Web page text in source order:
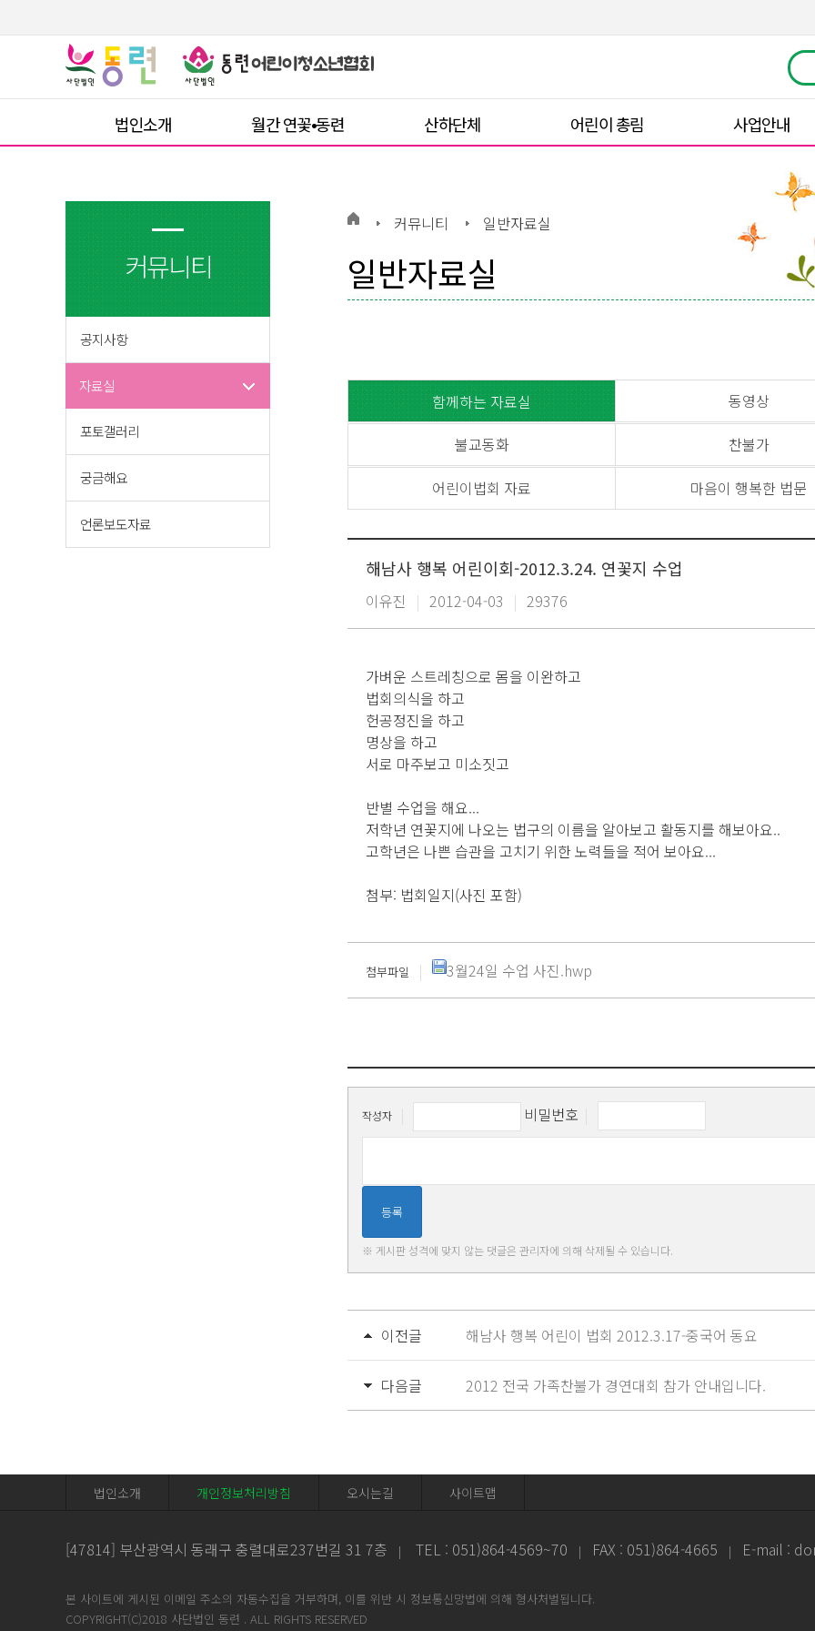
법인소개 월간 연꽃•동련 산하단체 어린이 총림 사업안내
커뮤니티
공지사항
자료실
포토갤러리
궁금해요
언론보도자료
커뮤니티 일반자료실
일반자료실
함께하는 자료실
동영상
불교동화
찬불가
어린이법회 자료
마음이 행복한 법문
해남사 행복 어린이회-2012.3.24. 연꽃지 수업
이유진 | 2012-04-03 | 29376
가벼운 스트레칭으로 몸을 이완하고
법회의식을 하고
헌공정진을 하고
명상을 하고
서로 마주보고 미소짓고
반별 수업을 해요...
저학년 연꽃지에 나오는 법구의 이름을 알아보고 활동지를 해보아요..
고학년은 나쁜 습관을 고치기 위한 노력들을 적어 보아요...
첨부: 법회일지(사진 포함)
첨부파일 | 3월24일 수업 사진.hwp
작성자 비밀번호
등록
※ 게시판 성격에 맞지 않는 댓글은 관리자에 의해 삭제될 수 있습니다.
이전글 해남사 행복 어린이 법회 2012.3.17-중국어 동요
다음글 2012 전국 가족찬불가 경연대회 참가 안내입니다.
법인소개 개인정보처리방침 오시는길 사이트맵
[47814] 부산광역시 동래구 충렬대로237번길 31 7층 | TEL : 051)864-4569~70 | FAX : 051)864-4665 | E-mail :
본 사이트에 게시된 이메일 주소의 자동수집을 거부하며, 이를 위반 시 정보통신망법에 의해 형사처벌됩니다.
COPYRIGHT(C)2018 사단법인 동련 . ALL RIGHTS RESERVED